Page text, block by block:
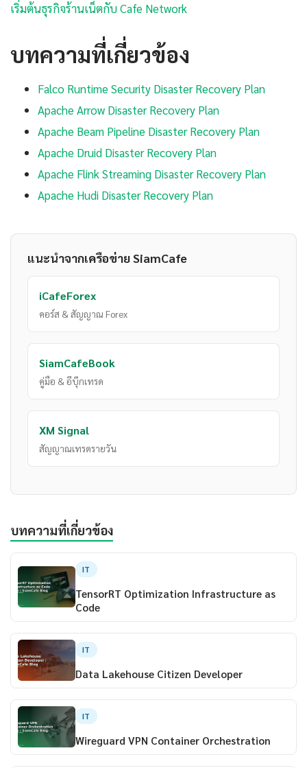
เริ่มต้นธุรกิจร้านเน็ตกับ Cafe Network
บทความที่เกี่ยวข้อง
Falco Runtime Security Disaster Recovery Plan
Apache Arrow Disaster Recovery Plan
Apache Beam Pipeline Disaster Recovery Plan
Apache Druid Disaster Recovery Plan
Apache Flink Streaming Disaster Recovery Plan
Apache Hudi Disaster Recovery Plan
แนะนำจากเครือข่าย SiamCafe
iCafeForex
คอร์ส & สัญญาณ Forex
SiamCafeBook
คู่มือ & อีบุ๊กเทรด
XM Signal
สัญญาณเทรดรายวัน
บทความที่เกี่ยวข้อง
IT
TensorRT Optimization Infrastructure as
Code
IT
Data Lakehouse Citizen Developer
IT
Wireguard VPN Container Orchestration